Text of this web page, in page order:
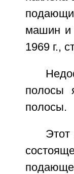
машин и
1969 г.,
полосы
полосы.
Этот